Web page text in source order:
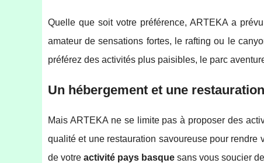
Quelle que soit votre préférence, ARTEKA a
amateur de sensations fortes, le rafting ou le
préférez des activités plus paisibles, le parc
Un hébergement et une
Mais ARTEKA ne se limite pas à proposer des
qualité et une restauration savoureuse pour
de votre activité pays basque sans vous soucier